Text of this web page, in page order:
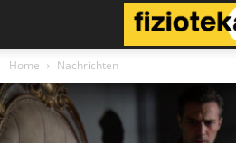
Home Nachrichten